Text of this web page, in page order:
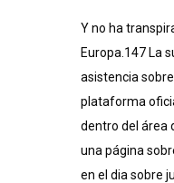
Y no ha
Europa.147​ La
asistencia
plataforma
dentro del área
una página
en el dia sobre